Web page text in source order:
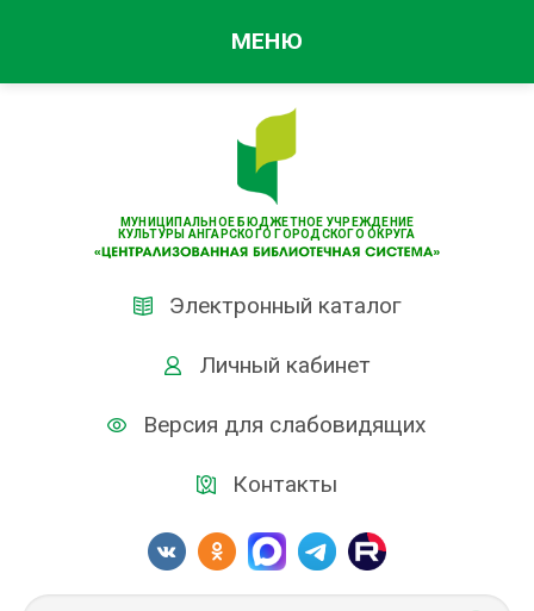
МУНИЦИПАЛЬНОЕ БЮДЖЕТНОЕ УЧРЕЖДЕНИЕ
КУЛЬТУРЫ АНГАРСКОГО ГОРОДСКОГО ОКРУГА
Электронный каталог
Личный кабинет
Версия для слабовидящих
Контакты
МЕНЮ